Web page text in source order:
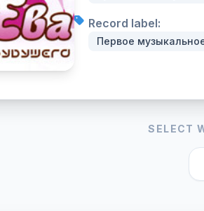
Record label:
Первое
SELECT